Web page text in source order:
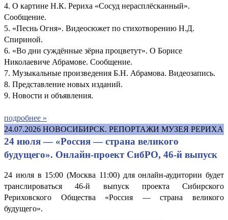
4. О картине Н.К. Рериха «Сосуд нерасплёсканный».
Сообщение.
5. «Песнь Огня». Видеосюжет по стихотворению Н.Д.
Спириной.
6. «Во дни суждённые зёрна процветут». О Борисе
Николаевиче Абрамове. Сообщение.
7. Музыкальные произведения Б.Н. Абрамова. Видеозапись.
8. Представление новых изданий.
9. Новости и объявления.
подробнее »
24.07.2026 НОВОСИБИРСК. РЕПОРТАЖИ МУЗЕЯ РЕРИХА
24 июля — «Россия — страна великого
будущего». Онлайн-проект СибРО, 46-й выпуск
24 июля в 15:00 (Москва 11:00) для онлайн-аудитории будет
транслироваться 46-й выпуск проекта Сибирского
Рериховского Общества «Россия — страна великого
будущего».